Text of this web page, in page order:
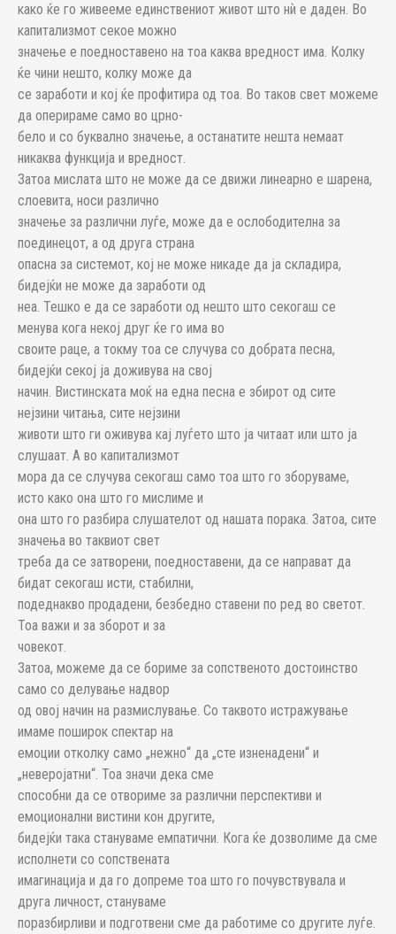
како ќе го живееме единствениот живот што нѝ е даден. Во
капитализмот секое можно
значење е поедноставено на тоа каква вредност има. Колку
ќе чини нешто, колку може да
се заработи и кој ќе профитира од тоа. Во таков свет можеме
да оперираме само во црно-
бело и со буквално значење, а останатите нешта немаат
никаква функција и вредност.
Затоа мислата што не може да се движи линеарно е шарена,
слоевита, носи различно
значење за различни луѓе, може да е ослободителна за
поединецот, а од друга страна
опасна за системот, кој не може никаде да ја складира,
бидејќи не може да заработи од
неа. Тешко е да се заработи од нешто што секогаш се
менува кога некој друг ќе го има во
своите раце, а токму тоа се случува со добрата песна,
бидејќи секој ја доживува на свој
начин. Вистинската моќ на една песна е збирот од сите
нејзини читања, сите нејзини
животи што ги оживува кај луѓето што ја читаат или што ја
слушаат. А во капитализмот
мора да се случува секогаш само тоа што го зборуваме,
исто како она што го мислиме и
она што го разбира слушателот од нашата порака. Затоа, сите
значења во таквиот свет
треба да се затворени, поедноставени, да се направат да
бидат секогаш исти, стабилни,
подеднакво продадени, безбедно ставени по ред во светот.
Тоа важи и за зборот и за
човекот.
Затоа, можеме да се бориме за сопственото достоинство
само со делување надвор
од овој начин на размислување. Со таквото истражување
имаме поширок спектар на
емоции отколку само „нежно“ да „сте изненадени“ и
„неверојатни“. Тоа значи дека сме
способни да се отвориме за различни перспективи и
емоционални вистини кон другите,
бидејќи така стануваме емпатични. Кога ќе дозволиме да сме
исполнети со сопствената
имагинација и да го допреме тоа што го почувствувала и
друга личност, стануваме
поразбирливи и подготвени сме да работиме со другите луѓе.